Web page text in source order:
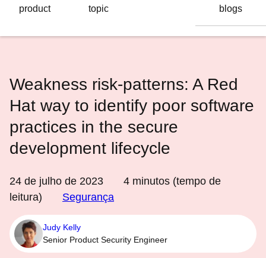
product
topic
blogs
Weakness risk-patterns: A Red
Hat way to identify poor software
practices in the secure
development lifecycle
24 de julho de 2023 4 minutos (tempo de
leitura)
Segurança
Judy Kelly
Senior Product Security Engineer